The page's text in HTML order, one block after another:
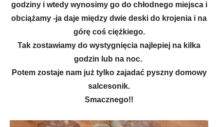
godziny i wtedy wynosimy go do chłodnego miejsca i
obciążamy -ja daje między dwie deski do krojenia i na
górę coś ciężkiego.
Tak zostawiamy do wystygnięcia najlepiej na kilka
godzin lub na noc.
Potem zostaje nam już tylko zajadać pyszny domowy
salcesonik.
Smacznego!!